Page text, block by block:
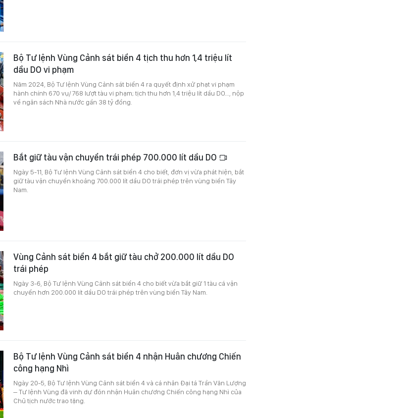
Bộ Tư lệnh Vùng Cảnh sát biển 4 tịch thu hơn 1,4 triệu lít
dầu DO vi phạm
Năm 2024, Bộ Tư lệnh Vùng Cảnh sát biển 4 ra quyết định xử phạt vi phạm
hành chính 670 vụ/768 lượt tàu vi phạm; tịch thu hơn 1,4 triệu lít dầu DO…, nộp
về ngân sách Nhà nước gần 38 tỷ đồng.
Bắt giữ tàu vận chuyển trái phép 700.000 lít dầu DO
Ngày 5-11, Bộ Tư lệnh Vùng Cảnh sát biển 4 cho biết, đơn vị vừa phát hiện, bắt
giữ tàu vận chuyển khoảng 700.000 lít dầu DO trái phép trên vùng biển Tây
Nam.
Vùng Cảnh sát biển 4 bắt giữ tàu chở 200.000 lít dầu DO
trái phép
Ngày 3-6, Bộ Tư lệnh Vùng Cảnh sát biển 4 cho biết vừa bắt giữ 1 tàu cá vận
chuyển hơn 200.000 lít dầu DO trái phép trên vùng biển Tây Nam.
Bộ Tư lệnh Vùng Cảnh sát biển 4 nhận Huân chương Chiến
công hạng Nhì
Ngày 20-5, Bộ Tư lệnh Vùng Cảnh sát biển 4 và cá nhân Đại tá Trần Văn Lượng
– Tư lệnh Vùng đã vinh dự đón nhận Huân chương Chiến công hạng Nhì của
Chủ tịch nước trao tặng.